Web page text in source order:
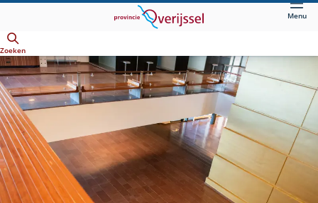
hoofdinhoud
Menu
Zoeken